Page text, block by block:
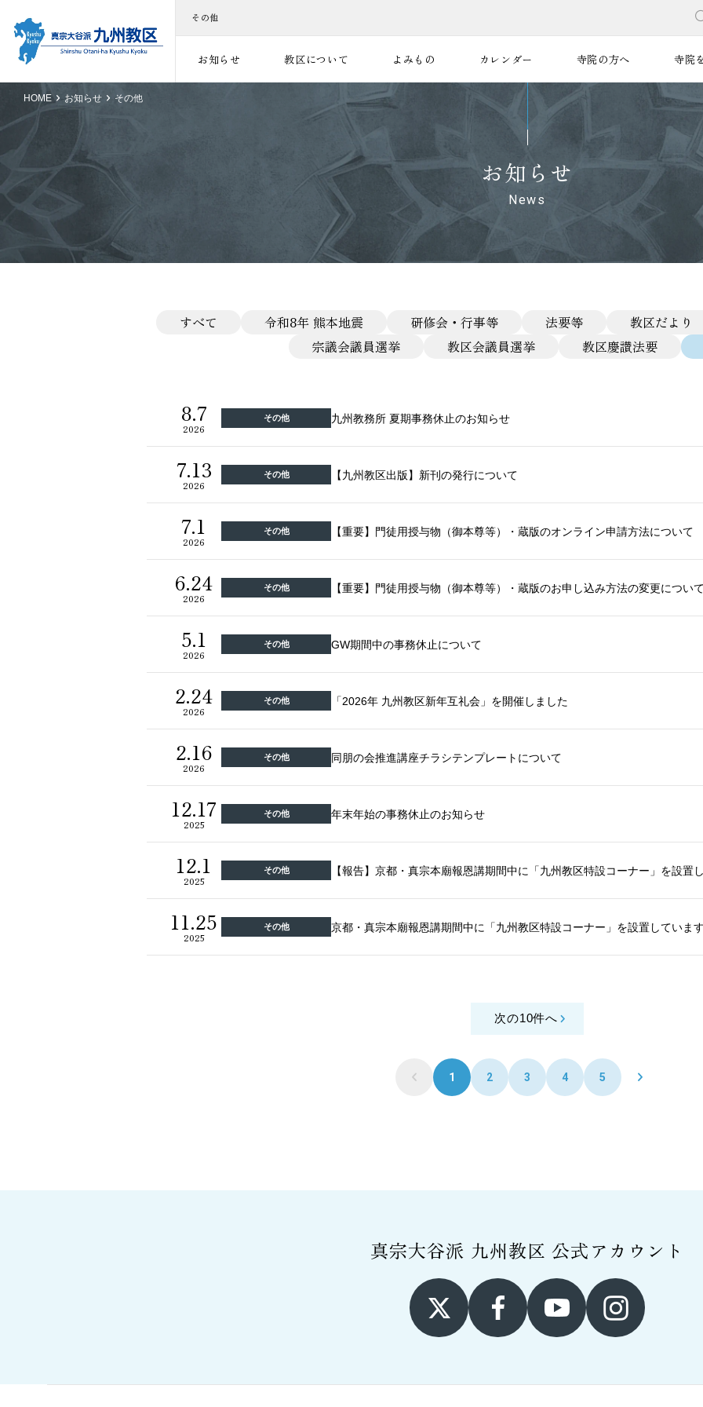
その他
お知らせ 教区について よみもの カレンダー 寺院の方へ 寺院
HOME お知らせ その他
お知らせ
News
すべて 令和8年 熊本地震 研修会・行事等 法要等
教区だより
宗議会議員選挙
教区会議員選挙 教区慶讃法要
8.7
2026
その他 九州教務所 夏期事務休止のお知らせ
7.13
2026
その他 【九州教区出版】新刊の発行について
7.1
2026
その他 【重要】門徒用授与物（御本尊等）・蔵版のオンライン申請方法について
6.24
2026
その他 【重要】門徒用授与物（御本尊等）・蔵版のお申し込み方法の変更につい
5.1
2026
その他 GW期間中の事務休止について
2.24
2026
その他 「2026年 九州教区新年互礼会」を開催しました
2.16
2026
その他 同朋の会推進講座チラシテンプレートについて
12.17
2025
その他 年末年始の事務休止のお知らせ
12.1
2025
その他 【報告】京都・真宗本廟報恩講期間中に「九州教区特設コーナー」を設置
11.25
2025
その他 京都・真宗本廟報恩講期間中に「九州教区特設コーナー」を設置していま
次の10件へ
1 2 3 4 5
真宗大谷派 九州教区公式アカウント